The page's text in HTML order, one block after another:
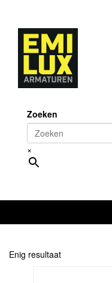
content
Zoeken
×
Enig resultaat